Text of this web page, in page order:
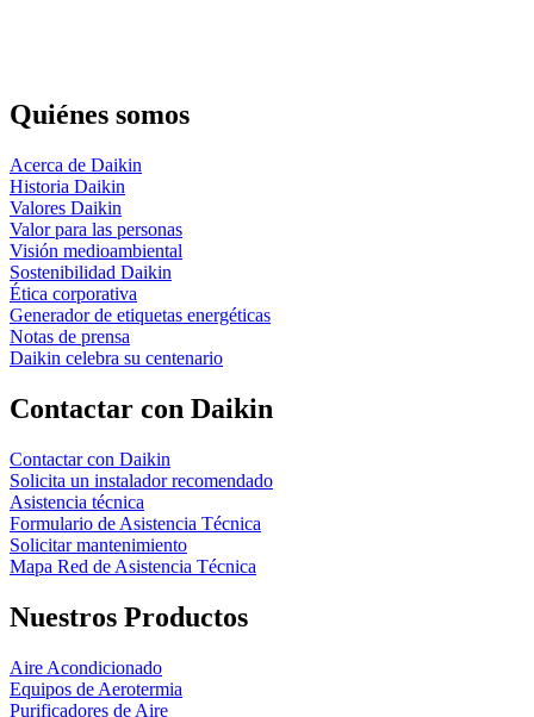
Quiénes somos
Acerca de Daikin
Historia Daikin
Valores Daikin
Valor para las personas
Visión medioambiental
Sostenibilidad Daikin
Ética corporativa
Generador de etiquetas energéticas
Notas de prensa
Daikin celebra su centenario
Contactar con Daikin
Contactar con Daikin
Solicita un instalador recomendado
Asistencia técnica
Formulario de Asistencia Técnica
Solicitar mantenimiento
Mapa Red de Asistencia Técnica
Nuestros Productos
Aire Acondicionado
Equipos de Aerotermia
Purificadores de Aire